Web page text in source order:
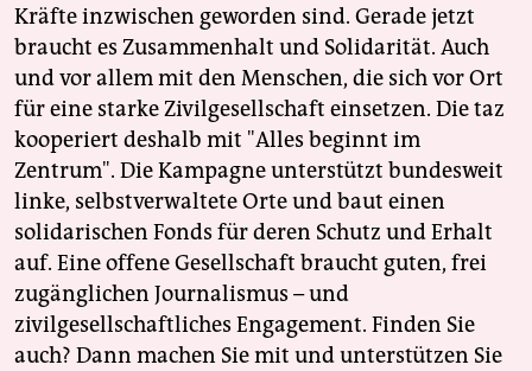
Kräfte inzwischen geworden sind. Gerade jetzt
braucht es Zusammenhalt und Solidarität. Auch
und vor allem mit den Menschen, die sich vor Ort
für eine starke Zivilgesellschaft einsetzen. Die taz
kooperiert deshalb mit "Alles beginnt im
Zentrum". Die Kampagne unterstützt bundesweit
linke, selbstverwaltete Orte und baut einen
solidarischen Fonds für deren Schutz und Erhalt
auf. Eine offene Gesellschaft braucht guten, frei
zugänglichen Journalismus – und
zivilgesellschaftliches Engagement. Finden Sie
auch? Dann machen Sie mit und unterstützen Sie